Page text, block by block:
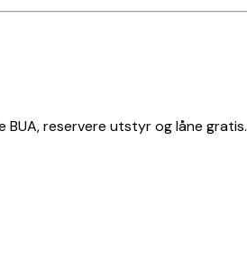
reservere utstyr og låne gratis.